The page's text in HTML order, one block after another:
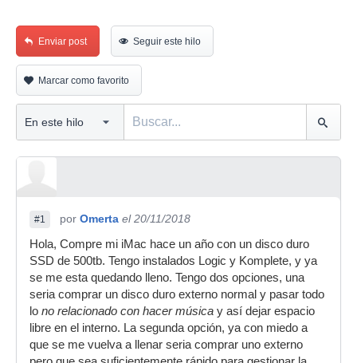
Enviar post Seguir este hilo
Marcar como favorito
#1 por Omerta el 20/11/2018
Hola, Compre mi iMac hace un año con un disco duro
SSD de 500tb. Tengo instalados Logic y Komplete, y ya
se me esta quedando lleno. Tengo dos opciones, una
seria comprar un disco duro externo normal y pasar todo
lo no relacionado con hacer música y así dejar espacio
libre en el interno. La segunda opción, ya con miedo a
que se me vuelva a llenar seria comprar uno externo